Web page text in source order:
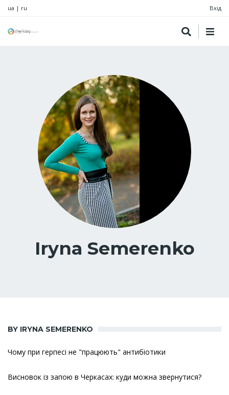
ua | ru Вхід
Iryna Semerenko
BY IRYNA SEMERENKO
Чому при герпесі не "працюють" антибіотики
Висновок із запою в Черкасах: куди можна звернутися?